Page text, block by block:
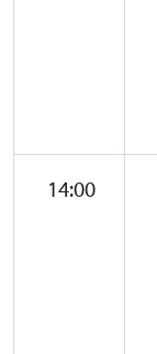
14:00